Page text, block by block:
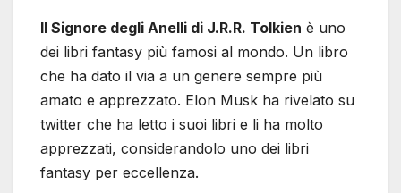
Il Signore degli Anelli di J.R.R. Tolkien è uno
dei libri fantasy più famosi al mondo. Un libro
che ha dato il via a un genere sempre più
amato e apprezzato. Elon Musk ha rivelato su
twitter che ha letto i suoi libri e li ha molto
apprezzati, considerandolo uno dei libri
fantasy per eccellenza.